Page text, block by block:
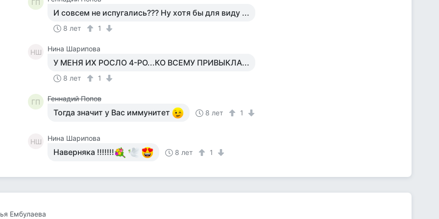
ГП
И совсем не испугались??? Ну хотя бы для виду ...
8 лет 1
НШ Нина Шарипова
У МЕНЯ ИХ РОСЛО 4-РО...КО ВСЕМУ ПРИВЫКЛА...
8 лет 1
ГП Геннадий Попов
Тогда значит у Вас иммунитет 8 лет 1
НШ Нина Шарипова
Наверняка !!!!!!! 8 лет 1
Ембулаева